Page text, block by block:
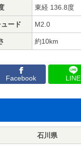
東経 136.8度
ード M2.0
約10km
Facebook LINE
石川県